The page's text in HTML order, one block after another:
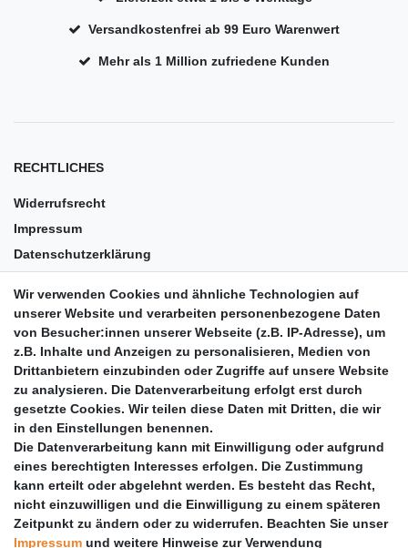
Versandkostenfrei ab 99 Euro Warenwert
Mehr als 1 Million zufriedene Kunden
RECHTLICHES
Widerrufsrecht
Impressum
Datenschutzerklärung
Barrierefreiheit
Anleitungen
Vertrag widerrufen
PARTNER
DHL
GLS
PaketPLUS
Wir verwenden Cookies und ähnliche Technologien auf
unserer Website und verarbeiten personenbezogene Daten
von Besucher:innen unserer Webseite (z.B. IP-Adresse), um
z.B. Inhalte und Anzeigen zu personalisieren, Medien von
Drittanbietern einzubinden oder Zugriffe auf unsere Website
zu analysieren. Die Datenverarbeitung erfolgt erst durch
gesetzte Cookies. Wir teilen diese Daten mit Dritten, die wir
in den Einstellungen benennen.
Die Datenverarbeitung kann mit Einwilligung oder aufgrund
eines berechtigten Interesses erfolgen. Die Zustimmung
kann erteilt oder abgelehnt werden. Es besteht das Recht,
nicht einzuwilligen und die Einwilligung zu einem späteren
Zeitpunkt zu ändern oder zu widerrufen. Beachten Sie unser
Impressum und weitere Hinweise zur Verwendung